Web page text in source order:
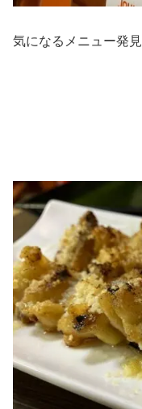
気になるメニュー発見